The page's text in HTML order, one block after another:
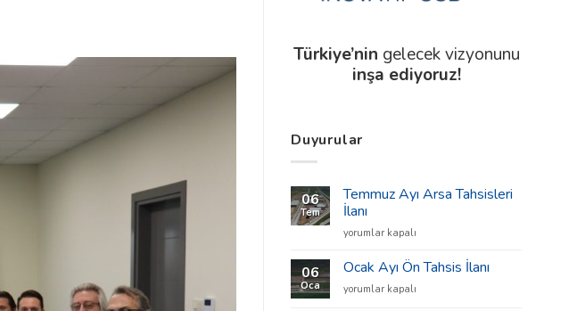
Türkiye’nin gelecek vizyonunu
inşa ediyoruz!
Duyurular
06
Tem
Temmuz Ayı Arsa Tahsisleri
İlanı
Temmuz
Arsa
İlanı
yorumlar kapalı
06
Oca
Ocak Ayı Ön Tahsis İlanı
Ocak
yorumlar kapalı